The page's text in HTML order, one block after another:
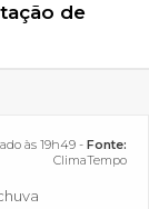
de
às 19h49 - Fonte:
ClimaTempo